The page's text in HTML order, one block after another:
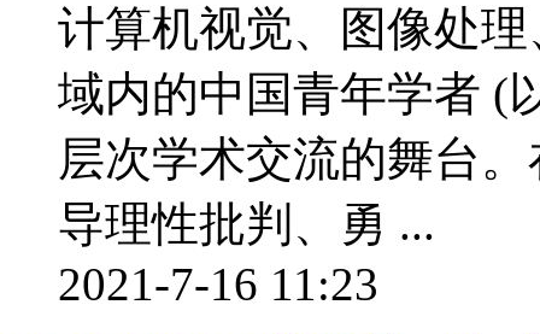
计算机视觉、图像处
域内的中国青年学者 (
层次学术交流的舞台
导理性批判、勇 ...
2021-7-16 11:23